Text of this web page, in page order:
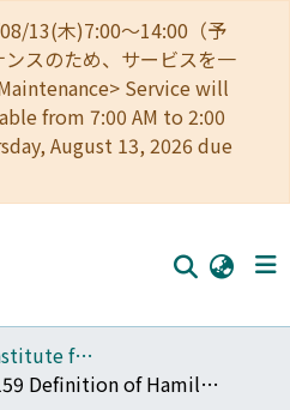
13(木)7:00～14:00（予
スのため、サービスを一
Service will
from 7:00 AM to 2:00
August 13, 2026 due
400_Research Institute for Mathematical Sciences
0159 Definition of Hamiltonian and the Spectra